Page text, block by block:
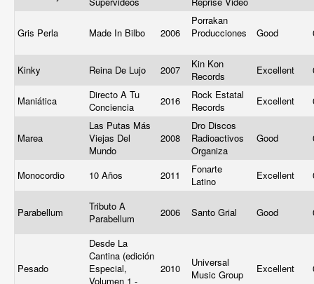
Gris Perla Made In Bilbo 2006
Porrakan
Producciones
Good
Kinky Reina De Lujo 2007
Kin Kon
Records
Excellent
Maniática
Directo A Tu
Conciencia
2016
Rock Estatal
Records
Excellent
Marea
Las Putas Más
Viejas Del
Mundo
2008
Dro Discos
Radioactivos
Organiza
Good
Monocordio 10 Años 2011
Fonarte
Latino
Excellent
Parabellum
Tributo A
Parabellum
2006 Santo Grial Good
Pesado
Desde La
Cantina (edición
Especial,
Volumen 1 -
2010
Universal
Music Group
Excellent